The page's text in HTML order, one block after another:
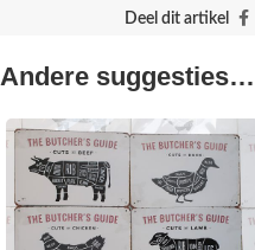
Deel dit artikel
Andere suggesties…